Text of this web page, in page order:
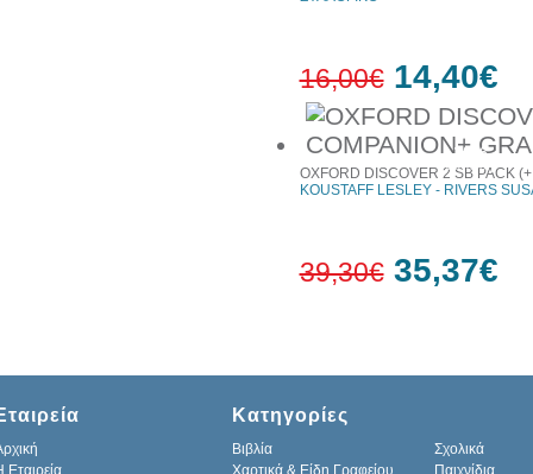
10%
έκπτωση
16,00€ 14,40€
OXFORD DISCOVER 2 SB PACK
KOUSTAFF LESLEY - RIVERS
39,30€ 35,37€
Εταιρεία
Κατηγορίες
Βιβλία
Σχολικά
Χαρτικά & Είδη Γραφείου
Παιχνίδια